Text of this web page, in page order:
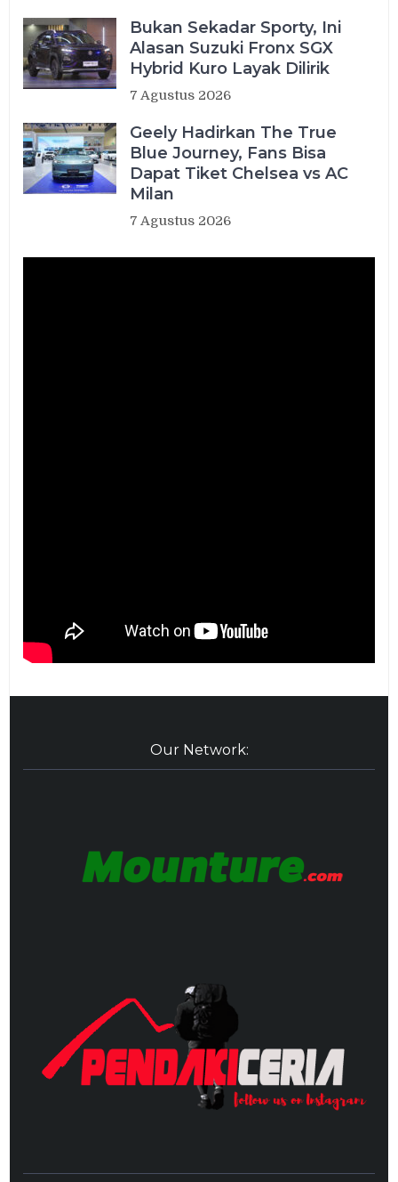
Bukan Sekadar Sporty, Ini
Alasan Suzuki Fronx SGX
Hybrid Kuro Layak Dilirik
7 Agustus 2026
Geely Hadirkan The True
Blue Journey, Fans Bisa
Dapat Tiket Chelsea vs AC
Milan
7 Agustus 2026
Our Network: